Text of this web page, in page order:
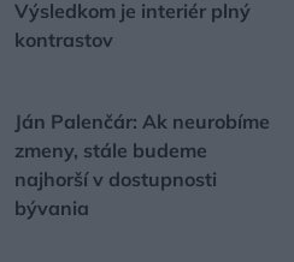
Výsledkom je interiér plný
kontrastov
Ján Palenčár: Ak neurobíme
zmeny, stále budeme
najhorší v dostupnosti
bývania